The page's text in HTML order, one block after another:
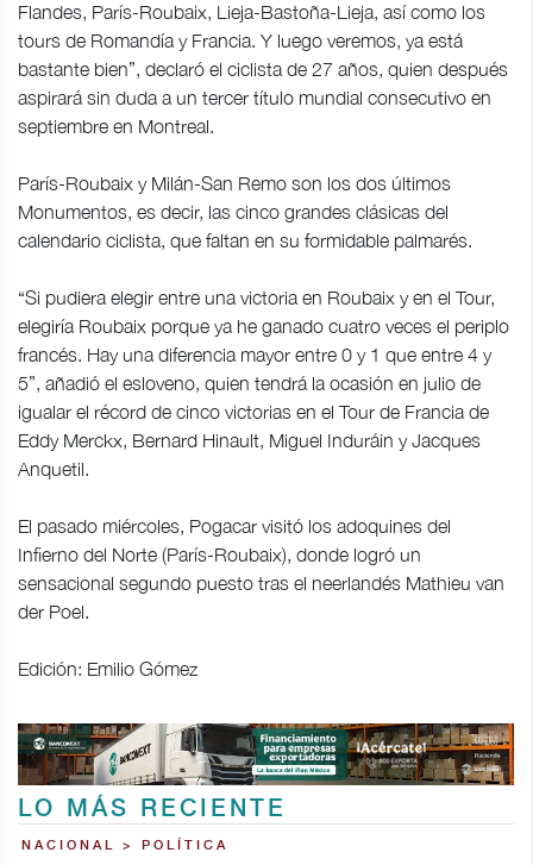
Flandes, París-Roubaix, Lieja-Bastoña-Lieja, así como los
tours de Romandía y Francia. Y luego veremos, ya está
bastante bien”, declaró el ciclista de 27 años, quien después
aspirará sin duda a un tercer título mundial consecutivo en
septiembre en Montreal.
París-Roubaix y Milán-San Remo son los dos últimos
Monumentos, es decir, las cinco grandes clásicas del
calendario ciclista, que faltan en su formidable palmarés.
“Si pudiera elegir entre una victoria en Roubaix y en el Tour,
elegiría Roubaix porque ya he ganado cuatro veces el periplo
francés. Hay una diferencia mayor entre 0 y 1 que entre 4 y
5”, añadió el esloveno, quien tendrá la ocasión en julio de
igualar el récord de cinco victorias en el Tour de Francia de
Eddy Merckx, Bernard Hinault, Miguel Induráin y Jacques
Anquetil.
El pasado miércoles, Pogacar visitó los adoquines del
Infierno del Norte (París-Roubaix), donde logró un
sensacional segundo puesto tras el neerlandés Mathieu van
der Poel.
Edición: Emilio Gómez
LO MÁS RECIENTE
NACIONAL > POLÍTICA